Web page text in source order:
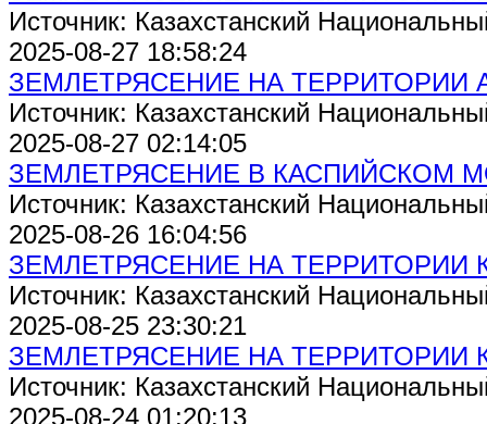
Источник: Казахстанский
2025-08-27 18:58:24
ЗЕМЛЕТРЯСЕНИЕ НА ТЕРРИТОРИИ
Источник: Казахстанский
2025-08-27 02:14:05
ЗЕМЛЕТРЯСЕНИЕ В КАСПИЙСКОМ
Источник: Казахстанский
2025-08-26 16:04:56
ЗЕМЛЕТРЯСЕНИЕ НА ТЕРРИТОРИИ
Источник: Казахстанский
2025-08-25 23:30:21
ЗЕМЛЕТРЯСЕНИЕ НА ТЕРРИТОРИИ
Источник: Казахстанский
2025-08-24 01:20:13